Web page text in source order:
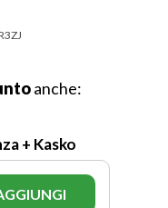
anche:
+ Kasko